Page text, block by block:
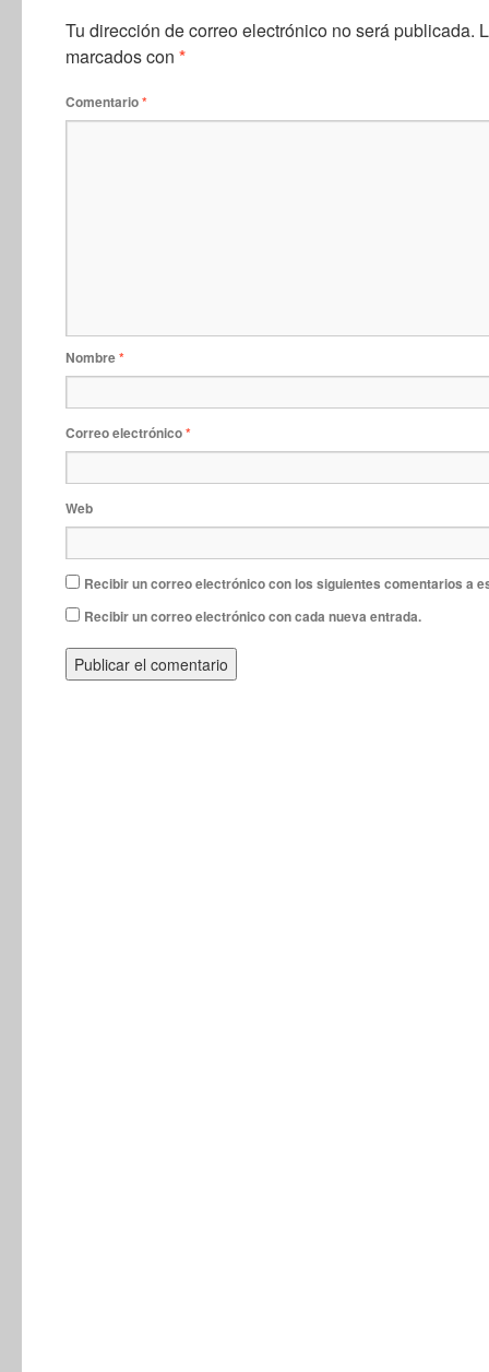
Tu dirección de correo electrónico no será publicada.
marcados con *
Comentario*
Nombre*
Correo electrónico*
Web
Recibir un correo electrónico con los siguientes comentarios a
Recibir un correo electrónico con cada nueva entrada.